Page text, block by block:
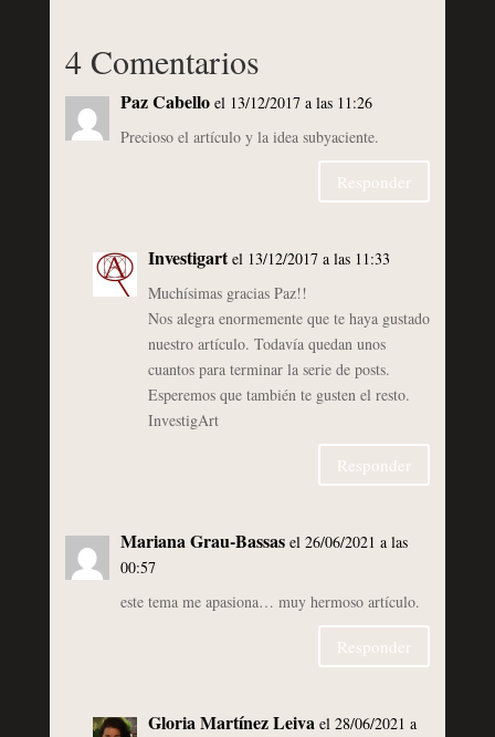
4 Comentarios
Paz Cabello el 13/12/2017 a las 11:26
Precioso el artículo y la idea subyaciente.
Responder
Investigart el 13/12/2017 a las 11:33
Muchísimas gracias Paz!!
Nos alegra enormemente que te haya gustado
nuestro artículo. Todavía quedan unos
cuantos para terminar la serie de posts.
Esperemos que también te gusten el resto.
InvestigArt
Responder
Mariana Grau-Bassas el 26/06/2021 a las
00:57
este tema me apasiona… muy hermoso artículo.
Responder
Gloria Martínez Leiva el 28/06/2021 a